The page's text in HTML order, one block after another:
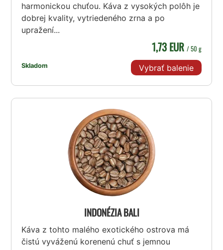
harmonickou chuťou. Káva z vysokých polôh je
dobrej kvality, vytriedeného zrna a po
upražení...
Skladom
1,73 EUR / 50 g
Vybrať balenie
INDONÉZIA BALI
Káva z tohto malého exotického ostrova má
čistú vyváženú korenenú chuť s jemnou